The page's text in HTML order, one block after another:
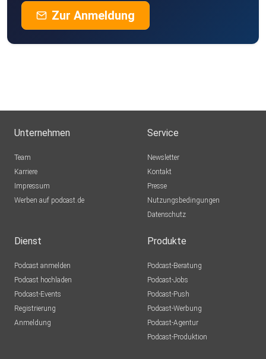
Zur Anmeldung
Unternehmen
Team
Karriere
Impressum
Werben auf podcast.de
Service
Newsletter
Kontakt
Presse
Nutzungsbedingungen
Datenschutz
Dienst
Podcast anmelden
Podcast hochladen
Podcast-Events
Registrierung
Anmeldung
Produkte
Podcast-Beratung
Podcast-Jobs
Podcast-Push
Podcast-Werbung
Podcast-Agentur
Podcast-Produktion